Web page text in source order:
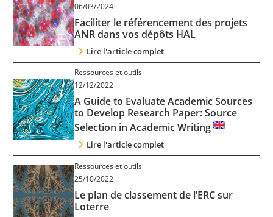
06/03/2024
Faciliter le référencement des projets
ANR dans vos dépôts HAL
Lire l'article complet
Ressources et outils
12/12/2022
A Guide to Evaluate Academic Sources
to Develop Research Paper: Source
Selection in Academic Writing
Lire l'article complet
Ressources et outils
25/10/2022
Le plan de classement de l’ERC sur
Loterre